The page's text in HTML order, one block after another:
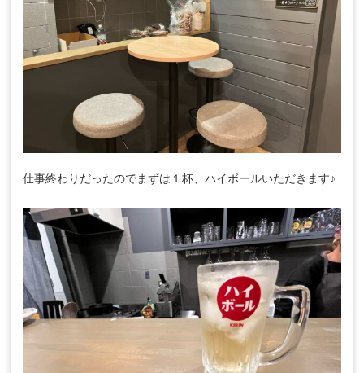
仕事終わりだったのでまずは１杯、ハイボールいただきます♪